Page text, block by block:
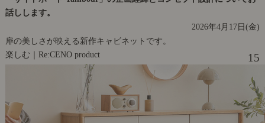
話しします。
2026年4月17日(金)
扉の美しさが映える新作キャビネットです。
楽しむ｜Re:CENO product
15